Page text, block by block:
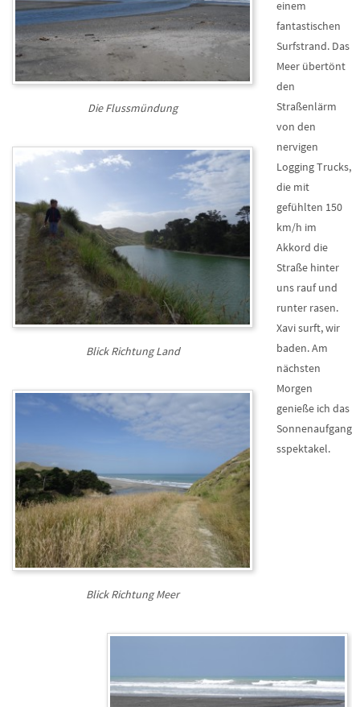
Die Flussmündung
Blick Richtung Land
Blick Richtung Meer
einem
fantastischen
Surfstrand. Das
Meer übertönt
den
Straßenlärm
von den
nervigen
Logging Trucks,
die mit
gefühlten 150
km/h im
Akkord die
Straße hinter
uns rauf und
runter rasen.
Xavi surft, wir
baden. Am
nächsten
Morgen
genieße ich das
Sonnenaufgang
sspektakel.